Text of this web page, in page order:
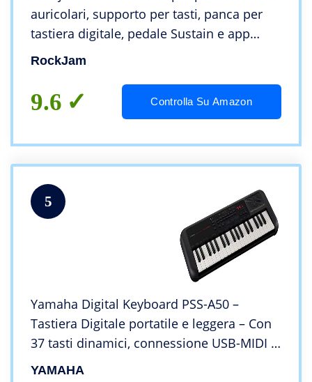
auricolari, supporto per tasti, panca per
tastiera digitale, pedale Sustain e app
Simply Piano
RockJam
9.6 Controlla Su Amazon
5
Yamaha Digital Keyboard PSS-A50 –
Tastiera Digitale portatile e leggera – Con
37 tasti dinamici, connessione USB-MIDI –
Effetti e suoni di qualità professionale –
YAMAHA